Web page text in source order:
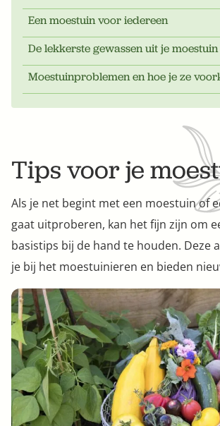
Gardeners’ World 08/
Bestel nu
Abonneer
Een moestuin voor iedereen
De lekkerste gewassen uit je moestuin
Moestuinproblemen en hoe je ze
Tips voor je
Als je net begint met een moestuin of
gaat uitproberen, kan het fijn zijn om
basistips bij de hand te houden. Deze
je bij het moestuinieren en bieden